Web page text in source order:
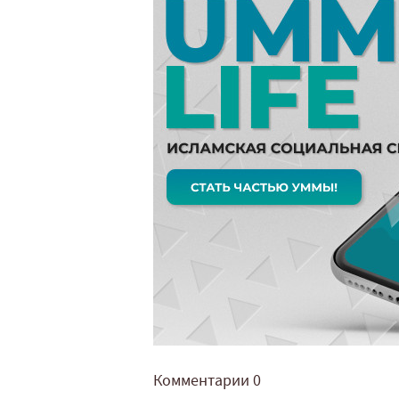
Комментарии 0